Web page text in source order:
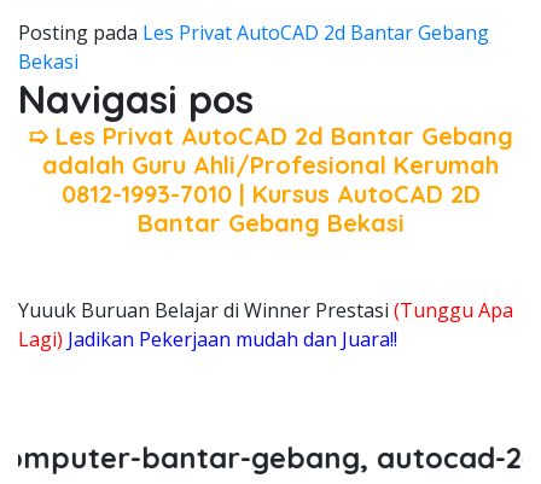
Posting pada Les Privat AutoCAD 2d Bantar Gebang
Bekasi
Navigasi pos
➯ Les Privat AutoCAD 2d Bantar Gebang
adalah Guru Ahli/Profesional Kerumah
0812-1993-7010 | Kursus AutoCAD 2D
Bantar Gebang Bekasi
Yuuuk Buruan Belajar di Winner Prestasi (Tunggu Apa
Lagi) Jadikan Pekerjaan mudah dan Juara!!
bantar-gebang, autocad-2d-